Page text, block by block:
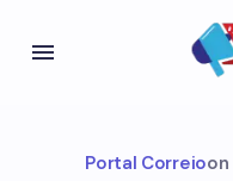
Portal Correioon